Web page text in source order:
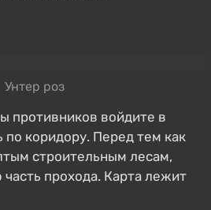
Унтер роз
противников войдите в
по коридору. Перед тем как
строительным лесам,
прохода. Карта лежит